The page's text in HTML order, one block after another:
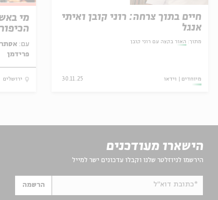
חיים בתוך צרחה: רוני קובן ואיתי
אנגל
מתוך: האור בקצה עם רוני קובן
מיוחדים וידאו 30.11.25
מי
עם: אסתר
פרידמן
ירושלים
הישארו מעודכנים
הירשמו לניוזלטר שלנו וקבלו עדכונים ישר למייל
*כתובת דוא"ל הרשמה